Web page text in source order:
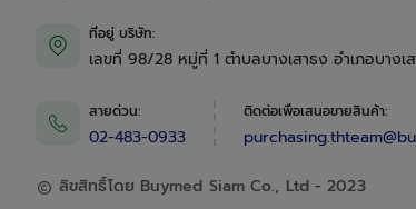
ที่อยู่ บริษัท:
เลขที่ 98/28 หมู่ที่ 1 ตำบลบางเสาธง อำเภอบาง
สายด่วน:
02-483-0933
ติดต่อเพื่อเสนอขายสินค้า:
ลิขสิทธิ์โดย Buymed Siam Co., Ltd - 2023